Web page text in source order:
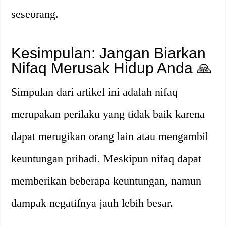
seseorang.
Kesimpulan: Jangan Biarkan
Nifaq Merusak Hidup Anda 🙏
Simpulan dari artikel ini adalah nifaq
merupakan perilaku yang tidak baik karena
dapat merugikan orang lain atau mengambil
keuntungan pribadi. Meskipun nifaq dapat
memberikan beberapa keuntungan, namun
dampak negatifnya jauh lebih besar.